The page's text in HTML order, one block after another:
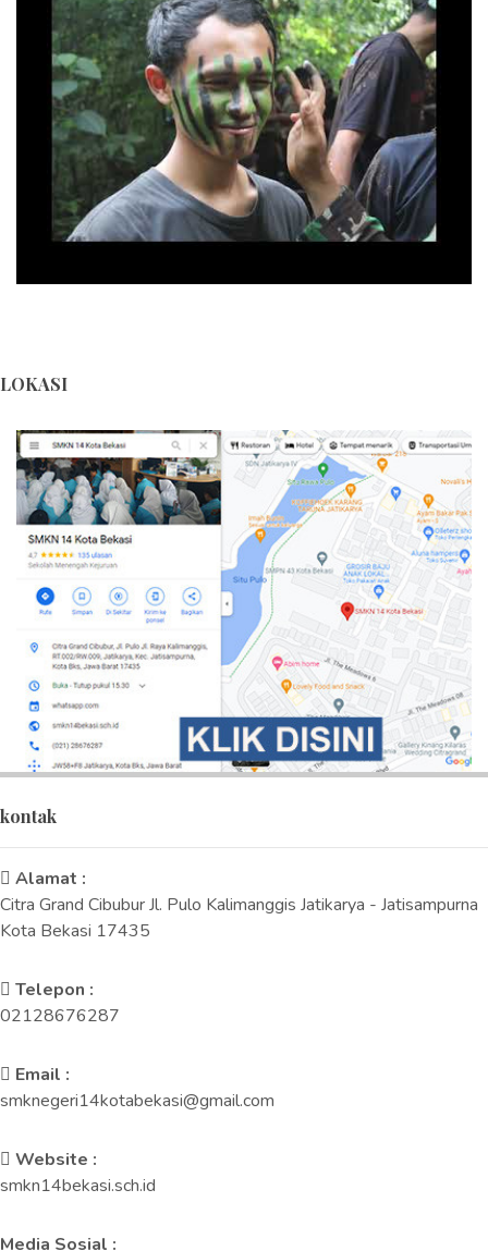
LOKASI
kontak
Alamat :
Citra Grand Cibubur Jl. Pulo Kalimanggis Jatikarya - Jatisampurna
Kota Bekasi 17435
Telepon :
02128676287
Email :
smknegeri14kotabekasi@gmail.com
Website :
smkn14bekasi.sch.id
Media Sosial :